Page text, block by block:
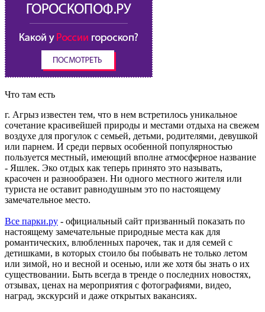
Что там есть
г. Агрыз известен тем, что в нем встретилось уникальное
сочетание красивейшей природы и местами отдыха на свежем
воздухе для прогулок с семьей, детьми, родителями, девушкой
или парнем. И среди первых особенной популярностью
пользуется местный, имеющий вполне атмосферное название
- Яшлек. Эко отдых как теперь принято это называть,
красочен и разнообразен. Ни одного местного жителя или
туриста не оставит равнодушным это по настоящему
замечательное место.
Все парки.ру - официальный сайт призванный показать по
настоящему замечательные природные места как для
романтических, влюбленных парочек, так и для семей с
детишками, в которых стоило бы побывать не только летом
или зимой, но и весной и осенью, или же хотя бы знать о их
существовании. Быть всегда в тренде о последних новостях,
отзывах, ценах на мероприятия с фотографиями, видео,
наград, экскурсий и даже открытых вакансиях.